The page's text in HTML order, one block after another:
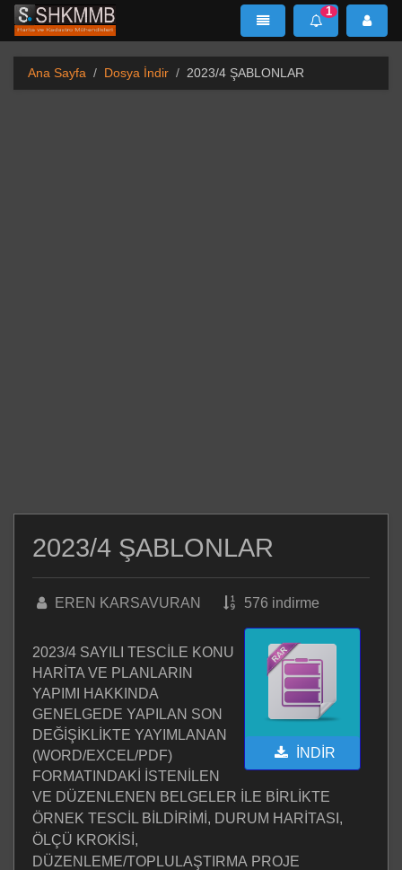
SHKMMB MenÜ Mesaj
1
Ana Sayfa Dosya İndir 2023/4 ŞABLONLAR
2023/4 ŞABLONLAR
EREN KARSAVURAN 576 indirme
İNDİR
2023/4 SAYILI TESCİLE KONU
HARİTA VE PLANLARIN
YAPIMI HAKKINDA
GENELGEDE YAPILAN SON
DEĞİŞİKLİKTE YAYIMLANAN
(WORD/EXCEL/PDF)
FORMATINDAKİ İSTENİLEN
VE DÜZENLENEN BELGELER İLE BİRLİKTE
ÖRNEK TESCİL BİLDİRİMİ, DURUM HARİTASI,
ÖLÇÜ KROKİSİ,
DÜZENLEME/TOPLULAŞTIRMA PROJE